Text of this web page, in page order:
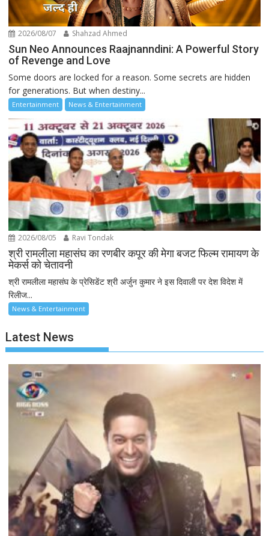
2026/08/07 Shahzad Ahmed
Sun Neo Announces Raajnanndini: A Powerful Story
of Revenge and Love
Some doors are locked for a reason. Some secrets are hidden
for generations. But when destiny...
Entertainment News & Entertainment
2026/08/05 Ravi Tondak
श्री रामलीला महासंघ का रणबीर कपूर की मेगा बजट फिल्म रामायण के
मेकर्स को चेतावनी
श्री रामलीला महासंघ के प्रेसिडेंट श्री अर्जुन कुमार ने इस दिवाली पर देश विदेश में
रिलीज...
News & Entertainment
Latest News